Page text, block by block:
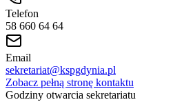
Telefon
58 660 64 64
Email
sekretariat@kspgdynia.pl
Zobacz pełną stronę kontaktu
Godziny otwarcia sekretariatu